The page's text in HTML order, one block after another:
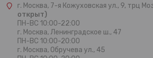
г. Москва, 7-я Кожуховская ул., 9, трц
открыт)
ПН-ВС 10:00-22:00
г. Москва, Ленинградское ш., 47
ПН-ВС 10:00-20:00
г. Москва, Обручева ул., 45